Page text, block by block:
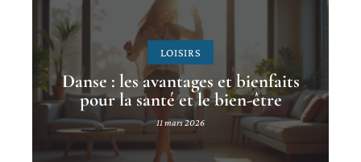
LOISIRS
Danse : les avantages et bienfaits
pour la santé et le bien-être
11 mars 2026